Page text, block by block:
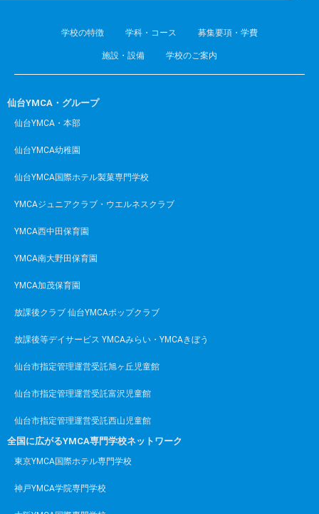
学校の特徴 学科・コース 募集要項・学費
施設・設備 学校のご案内
仙台YMCA・グループ
仙台YMCA・本部
仙台YMCA幼稚園
仙台YMCA国際ホテル製菓専門学校
YMCAジュニアクラブ・ウエルネスクラブ
YMCA西中田保育園
YMCA南大野田保育園
YMCA加茂保育園
放課後クラブ 仙台YMCAポップクラブ
放課後等デイサービス YMCAみらい・YMCAきぼう
仙台市指定管理運営受託旭ヶ丘児童館
仙台市指定管理運営受託富沢児童館
仙台市指定管理運営受託西山児童館
全国に広がるYMCA専門学校ネットワーク
東京YMCA国際ホテル専門学校
神戸YMCA学院専門学校